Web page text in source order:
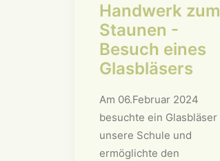
Handwerk zum
Staunen -
Besuch eines
Glasbläsers
Am 06.Februar 2024
besuchte ein Glasbläser
unsere Schule und
ermöglichte den